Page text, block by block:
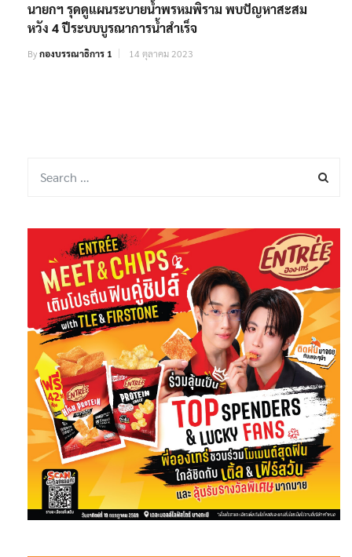
นายกฯ รุดดูแผนระบายน้ำพรหมพิราม พบปัญหาสะสม
หวัง 4 ปีระบบบูรณาการน้ำสำเร็จ
Byกองบรรณาธิการ 1 14 ตุลาคม 2023